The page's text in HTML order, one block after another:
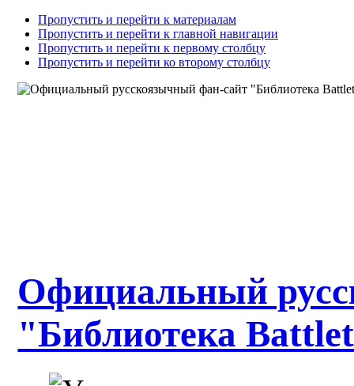
Пропустить и перейти к материалам
Пропустить и перейти к главной навигации
Пропустить и перейти к первому столбцу
Пропустить и перейти ко второму столбцу
Официальный
"Библиотека